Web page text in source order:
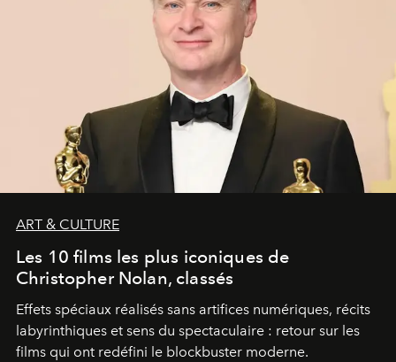
ART & CULTURE
Les 10 films les plus iconiques de
Christopher Nolan, classés
Effets spéciaux réalisés sans artifices numériques, récits
labyrinthiques et sens du spectaculaire : retour sur les
films qui ont redéfini le blockbuster moderne.